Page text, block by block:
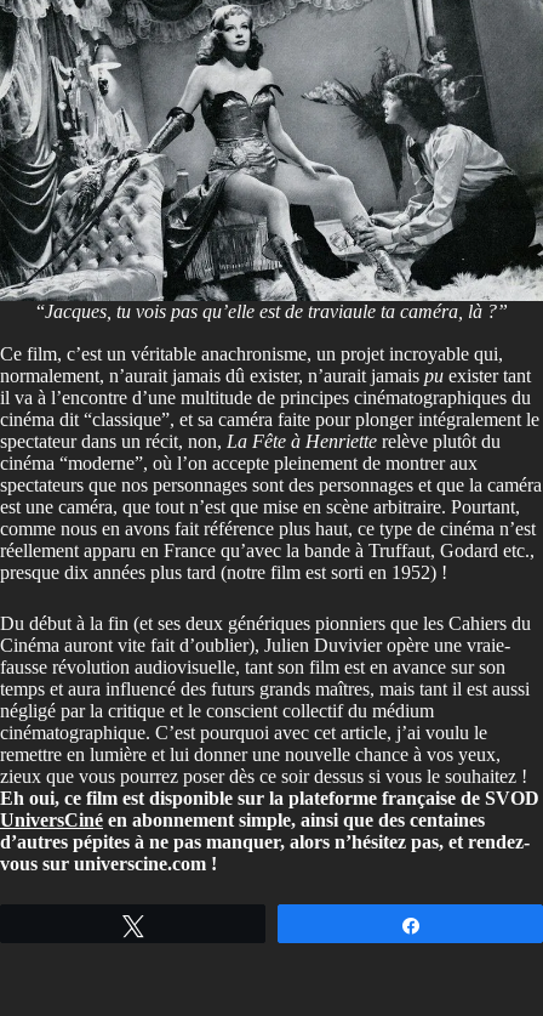
“Jacques, tu vois pas qu’elle est de traviaule ta caméra, là ?”
Ce film, c’est un véritable anachronisme, un projet incroyable qui,
normalement, n’aurait jamais dû exister, n’aurait jamais pu exister tant
il va à l’encontre d’une multitude de principes cinématographiques du
cinéma dit “classique”, et sa caméra faite pour plonger intégralement le
spectateur dans un récit, non, La Fête à Henriette relève plutôt du
cinéma “moderne”, où l’on accepte pleinement de montrer aux
spectateurs que nos personnages sont des personnages et que la caméra
est une caméra, que tout n’est que mise en scène arbitraire. Pourtant,
comme nous en avons fait référence plus haut, ce type de cinéma n’est
réellement apparu en France qu’avec la bande à Truffaut, Godard etc.,
presque dix années plus tard (notre film est sorti en 1952) !
Du début à la fin (et ses deux génériques pionniers que les Cahiers du
Cinéma auront vite fait d’oublier), Julien Duvivier opère une vraie-
fausse révolution audiovisuelle, tant son film est en avance sur son
temps et aura influencé des futurs grands maîtres, mais tant il est aussi
négligé par la critique et le conscient collectif du médium
cinématographique. C’est pourquoi avec cet article, j’ai voulu le
remettre en lumière et lui donner une nouvelle chance à vos yeux,
zieux que vous pourrez poser dès ce soir dessus si vous le souhaitez !
Eh oui, ce film est disponible sur la plateforme française de SVOD
UniversCiné en abonnement simple, ainsi que des centaines
d’autres pépites à ne pas manquer, alors n’hésitez pas, et rendez-
vous sur universcine.com !